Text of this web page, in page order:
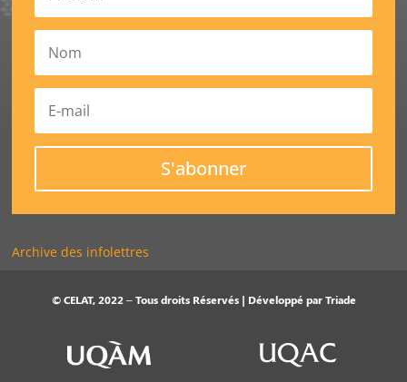
S'abonner
Archive des infolettres
© CELAT, 2022 – Tous droits Réservés | Développé parTriade